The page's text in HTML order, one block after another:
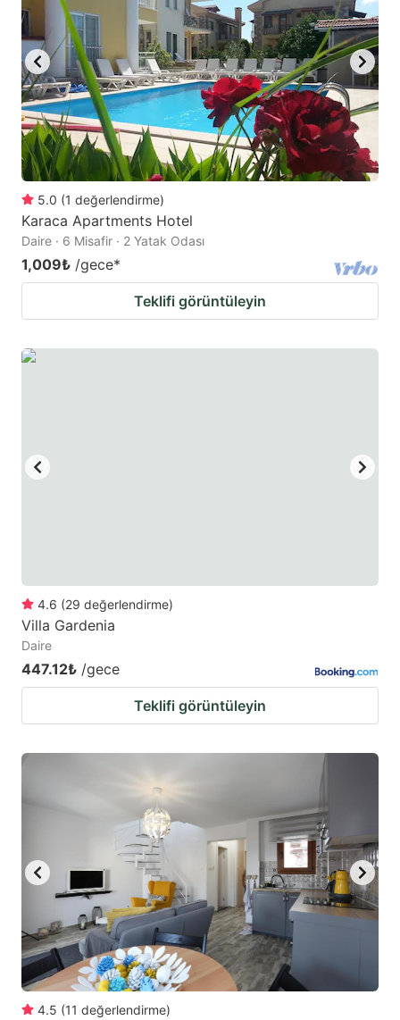
mark
key
to
get
the
keyboard
shortcuts
for
changing
dates.
mark
key
to
get
the
keyboard
shortcuts
5.0 (1 değerlendirme)
Karaca Apartments Hotel
Daire · 6 Misafir · 2 Yatak Odası
1,009₺ /gece*
Teklifi görüntüleyin
4.6 (29 değerlendirme)
Villa Gardenia
Daire
447.12₺ /gece
Teklifi görüntüleyin
4.5 (11 değerlendirme)